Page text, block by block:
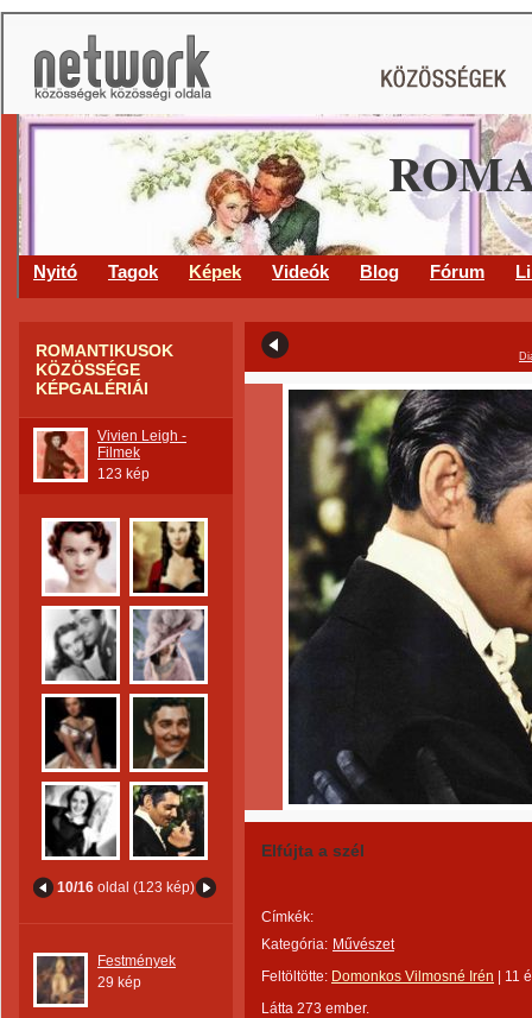
Nyitó Tagok Képek Videók Blog Fórum
ROMANTIKUSOK
KÖZÖSSÉGE
KÉPGALÉRIÁI
Vivien Leigh -
Filmek
123 kép
10/16 oldal (123 kép)
Festmények
29 kép
Elfújta a szél
Címkék:
Kategória: Művészet
Feltöltötte: Domonkos Vilmosné Irén
11
Látta 273 ember.